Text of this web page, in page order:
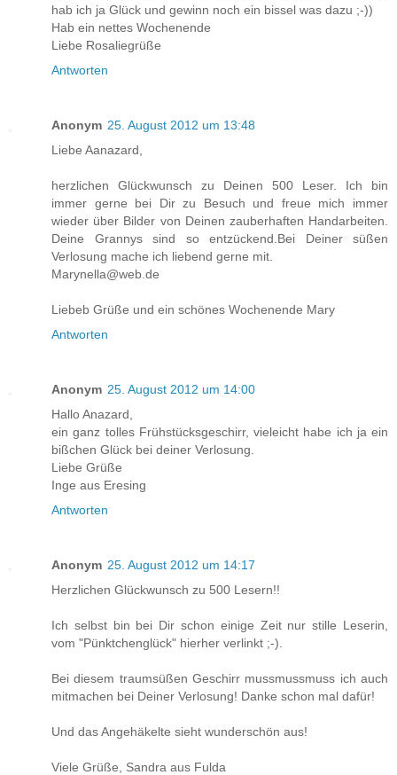
hab ich ja Glück und gewinn noch ein bissel was dazu ;-))
Hab ein nettes Wochenende
Liebe Rosaliegrüße
Antworten
Anonym 25. August 2012 um 13:48
Liebe Aanazard,
herzlichen Glückwunsch zu Deinen 500 Leser. Ich bin
immer gerne bei Dir zu Besuch und freue mich immer
wieder über Bilder von Deinen zauberhaften Handarbeiten.
Deine Grannys sind so entzückend.Bei Deiner süßen
Verlosung mache ich liebend gerne mit.
Marynella@web.de
Liebeb Grüße und ein schönes Wochenende Mary
Antworten
Anonym 25. August 2012 um 14:00
Hallo Anazard,
ein ganz tolles Frühstücksgeschirr, vieleicht habe ich ja ein
bißchen Glück bei deiner Verlosung.
Liebe Grüße
Inge aus Eresing
Antworten
Anonym 25. August 2012 um 14:17
Herzlichen Glückwunsch zu 500 Lesern!!
Ich selbst bin bei Dir schon einige Zeit nur stille Leserin,
vom "Pünktchenglück" hierher verlinkt ;-).
Bei diesem traumsüßen Geschirr mussmussmuss ich auch
mitmachen bei Deiner Verlosung! Danke schon mal dafür!
Und das Angehäkelte sieht wunderschön aus!
Viele Grüße, Sandra aus Fulda